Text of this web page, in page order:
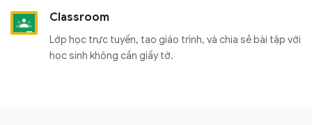
Classroom
Lớp học trực tuyến, tạo giáo trình, và chia sẻ bài tập với
học sinh không cần giấy tờ.